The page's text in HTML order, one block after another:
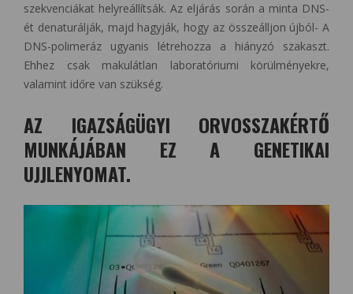
szekvenciákat helyreállítsák. Az eljárás során a minta DNS-
ét denaturálják, majd hagyják, hogy az összeálljon újból- A
DNS-polimeráz ugyanis létrehozza a hiányzó szakaszt.
Ehhez csak makulátlan laboratóriumi körülményekre,
valamint időre van szükség.
AZ IGAZSÁGÜGYI ORVOSSZAKÉRTŐ
MUNKÁJÁBAN EZ A GENETIKAI
UJJLENYOMAT.